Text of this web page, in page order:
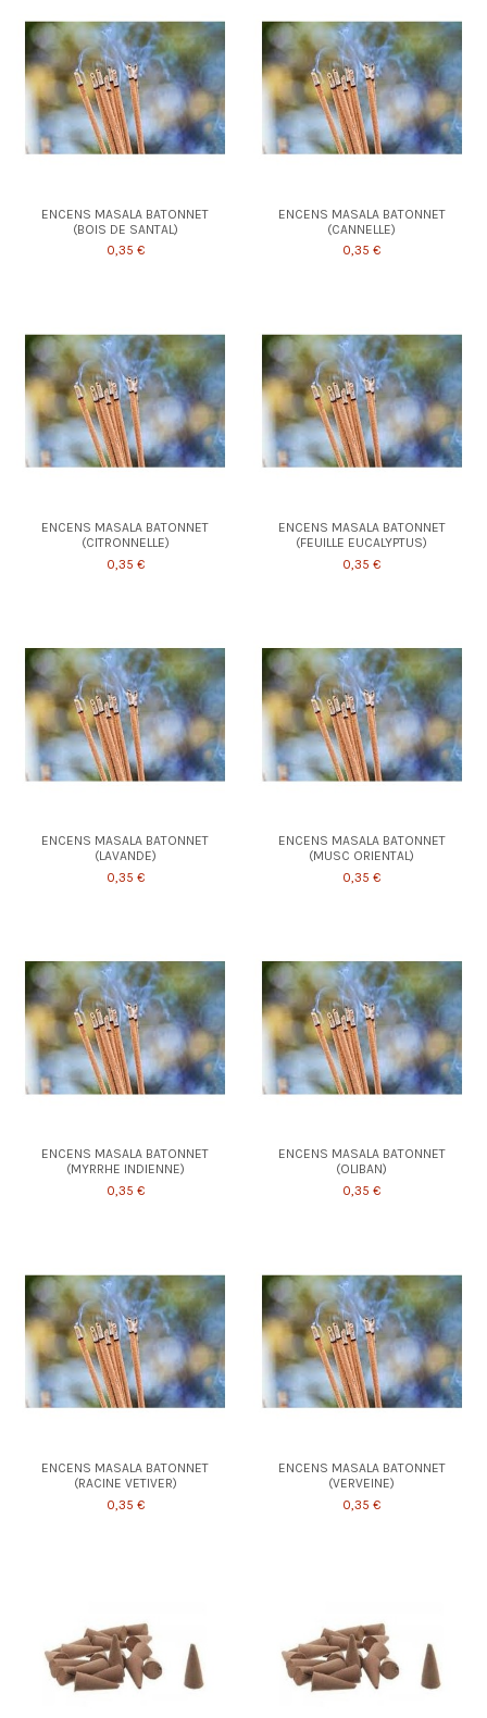
ENCENS MASALA BATONNET
(BOIS DE SANTAL)
0,35 €
ENCENS MASALA BATONNET
(CANNELLE)
0,35 €
ENCENS MASALA BATONNET
(CITRONNELLE)
0,35 €
ENCENS MASALA BATONNET
(FEUILLE EUCALYPTUS)
0,35 €
ENCENS MASALA BATONNET
(LAVANDE)
0,35 €
ENCENS MASALA BATONNET
(MUSC ORIENTAL)
0,35 €
ENCENS MASALA BATONNET
(MYRRHE INDIENNE)
0,35 €
ENCENS MASALA BATONNET
(OLIBAN)
0,35 €
ENCENS MASALA BATONNET
(RACINE VETIVER)
0,35 €
ENCENS MASALA BATONNET
(VERVEINE)
0,35 €